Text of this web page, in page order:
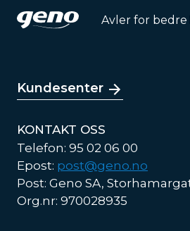
Avler for bedre
Kundesenter
KONTAKT OSS
Telefon: 95 02 06 00
Epost: post@geno.no
Post: Geno SA,
Org.nr: 970028935